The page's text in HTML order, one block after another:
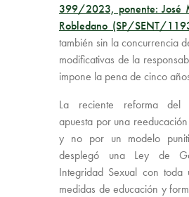
399/2023, ponente: José
Robledano (SP/SENT/
también sin la concurrencia
modificativas de la
impone la pena de cinco
La reciente reforma del
apuesta por una
y no por un modelo
desplegó una Ley de
Integridad Sexual con toda
medidas de educación y